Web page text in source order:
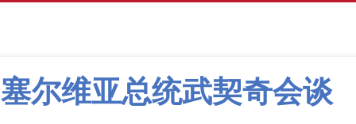
尔维亚总统武契奇会谈